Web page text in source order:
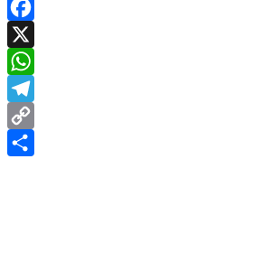
Facebook
X
WhatsApp
Telegram
Copy